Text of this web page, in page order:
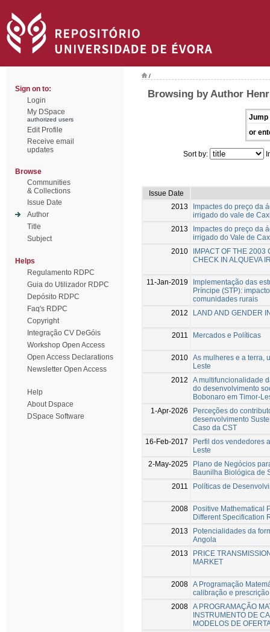
Sign on to:
Login
My DSpace
authorized users
Edit Profile
Receive email
updates
Browse
Communities
& Collections
Issue Date
Author
Title
Subject
Helps
Regulamento RDPC
Guia do Utilizador RDPC
Depósito RDPC
Faq's RDPC
Copyright
Integração CV DeGóis
Workshop Open Access
Open Access Declarations
Newsletter Open Access
Help
About Dspace
DSpace Software
/
Browsing by Author
Jump
or
Sort by:
Issue Date
2013
Impactes do preço da
irrigado do vale de
2013
Impactes do preço da
irrigado do Vale de
2010
IMPACT OF THE 2003
CHECK IN ALQUEVA
11-Jan-2019
Implementação das
Príncipe (STP):
comunidades rurais
2012
LAND AND GENDER
2011 Mercados e Políticas
2010 As mulheres e a terra,
Leste
2012
A multifuncionalidade
do desenvolvimento
Bobonaro em Timor-
1-Apr-2026
Perceções do
desenvolvimento
Caso da CST
16-Feb-2017
Perfil dos vendedores
Leste
2-May-2025
Plano de Negócios
Baunilha Biológica de
2011
Políticas de
2008
Positive Mathematical
Different Specification
2013
Potencialidades da
Angola
2013
PRICE
MARKET
2008 A Programação
calibração e
2008 A PROGRAMAÇÃO
INSTRUMENTO DE
MODELOS DE